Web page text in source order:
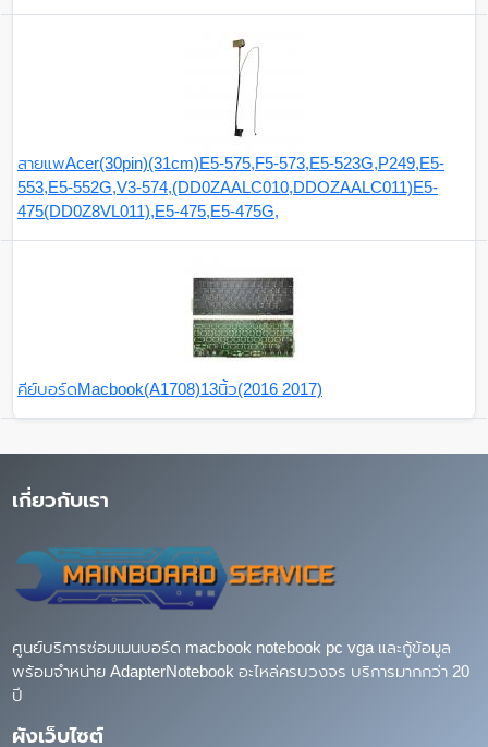
สายแพAcer(30pin)(31cm)E5-575,F5-573,E5-523G,P249,E5-
553,E5-552G,V3-574,(DD0ZAALC010,DDOZAALC011)E5-
475(DD0Z8VL011),E5-475,E5-475G,
คีย์บอร์ดMacbook(A1708)13นิ้ว(2016 2017)
เกี่ยวกับเรา
ศูนย์บริการซ่อมเมนบอร์ด macbook notebook pc vga และกู้ข้อมูล
พร้อมจำหน่าย AdapterNotebook อะไหล่ครบวงจร บริการมากกว่า 20
ปี
ผังเว็บไซต์